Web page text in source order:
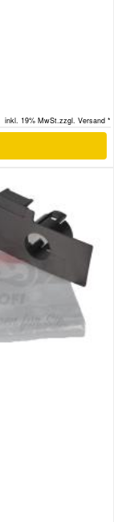
inkl. 19% MwSt.zzgl. Versand *